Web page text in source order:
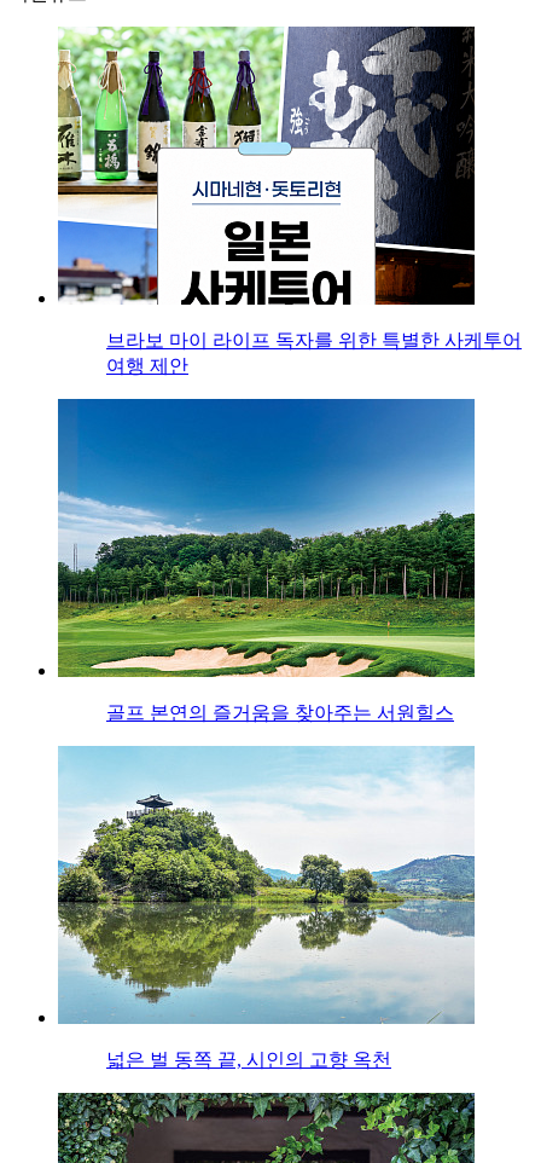
브라보 마이 라이프 독자를 위한 특별한 사케투어
여행 제안
골프 본연의 즐거움을 찾아주는 서원힐스
넓은 벌 동쪽 끝, 시인의 고향 옥천